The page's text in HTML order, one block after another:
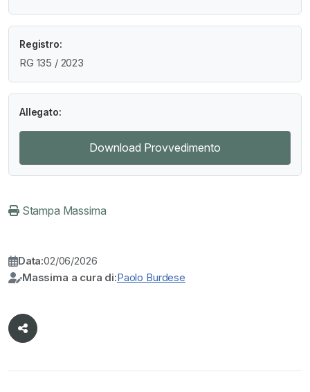
Registro:
RG 135 / 2023
Allegato:
Download Provvedimento
Stampa Massima
Data:02/06/2026
Massima a cura di:Paolo Burdese